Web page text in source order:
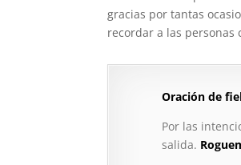
gracias por tantas
recordar a las personas
Oración de
Por las
salida.